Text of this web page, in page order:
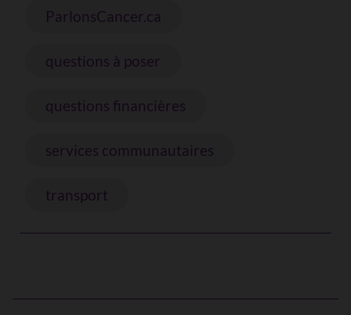
ParlonsCancer.ca
questions à poser
questions financières
services communautaires
transport